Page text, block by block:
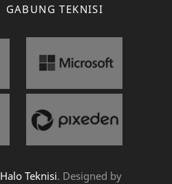
GABUNG TEKNISI
Halo Teknisi. Designed by